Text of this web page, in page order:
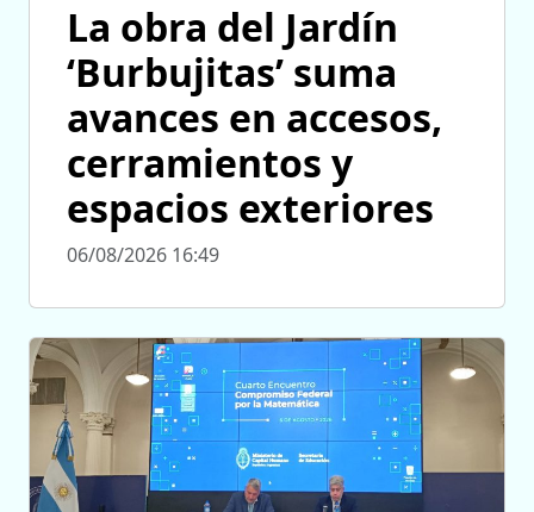
La obra del Jardín
‘Burbujitas’ suma
avances en accesos,
cerramientos y
espacios exteriores
06/08/2026 16:49